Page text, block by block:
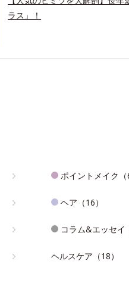
ラス」！
ポイントメイク（
ヘア（16）
コラム&エッセイ
ヘルスケア（18）